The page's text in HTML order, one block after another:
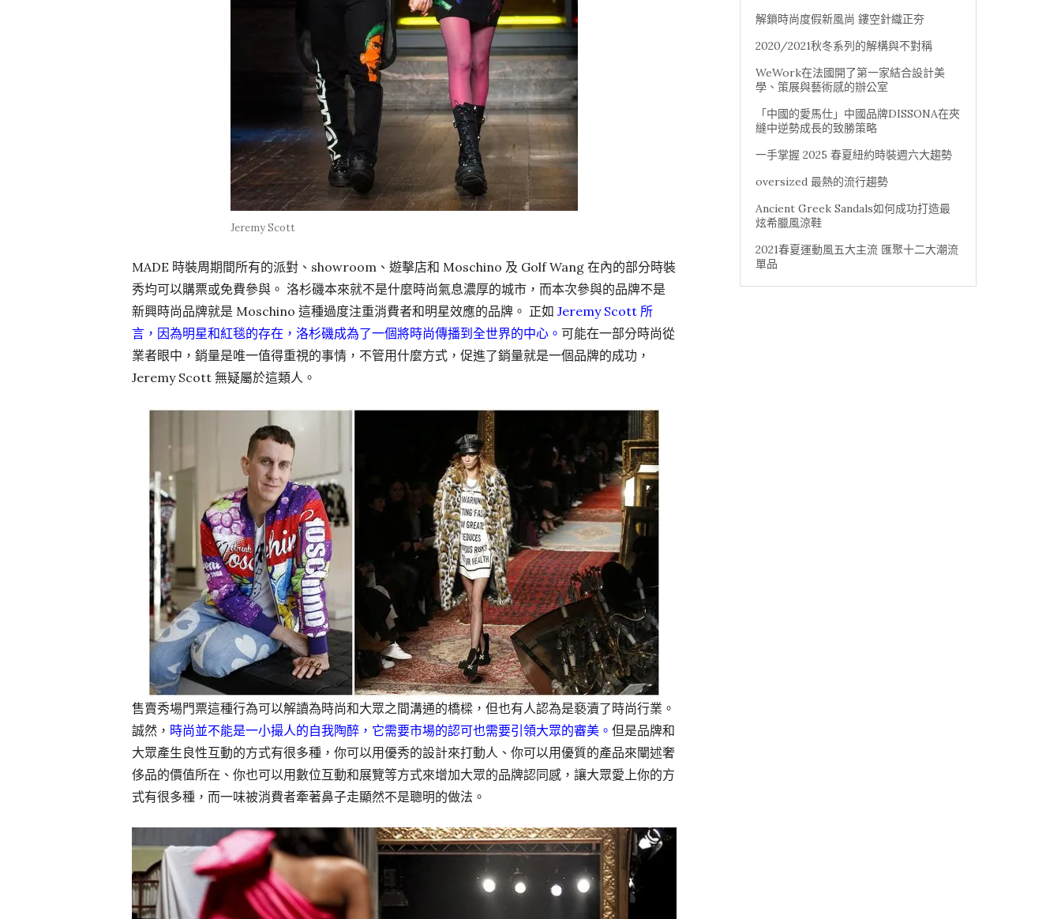
Jeremy Scott
MADE 時裝周期間所有的派對、showroom、遊擊店和 Moschino 及 Golf Wang 在內的部分時裝
秀均可以購票或免費參與。 洛杉磯本來就不是什麼時尚氣息濃厚的城市，而本次參與的品牌不是
新興時尚品牌就是 Moschino 這種過度注重消費者和明星效應的品牌。 正如 Jeremy Scott 所
言，因為明星和紅毯的存在，洛杉磯成為了一個將時尚傳播到全世界的中心。 可能在一部分時尚從
業者眼中，銷量是唯一值得重視的事情，不管用什麼方式，促進了銷量就是一個品牌的成功，
Jeremy Scott 無疑屬於這類人。
售賣秀場門票這種行為可以解讀為時尚和大眾之間溝通的橋樑，但也有人認為是褻瀆了時尚行業。
誠然， 時尚並不能是一小撮人的自我陶醉，它需要市場的認可也需要引領大眾的審美。 但是品牌和
大眾產生良性互動的方式有很多種，你可以用優秀的設計來打動人、你可以用優質的產品來闡述奢
侈品的價值所在、你也可以用數位互動和展覽等方式來增加大眾的品牌認同感，讓大眾愛上你的方
式有很多種，而一味被消費者牽著鼻子走顯然不是聰明的做法。
解鎖時尚度假新風尚 鏤空針織正夯
2020/2021秋冬系列的解構與不對稱
WeWork在法國開了第一家結合設計美
學、策展與藝術感的辦公室
「中國的愛馬仕」中國品牌DISSONA在夾
縫中逆勢成長的致勝策略
一手掌握 2025 春夏紐約時裝週六大趨勢
oversized 最熱的流行趨勢
Ancient Greek Sandals如何成功打造最
炫希臘風涼鞋
2021春夏運動風五大主流 匯聚十二大潮流
單品